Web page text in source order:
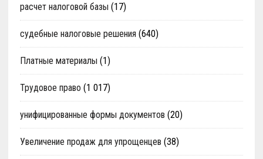
расчет налоговой базы (17)
судебные налоговые решения (640)
Платные материалы (1)
Трудовое право (1 017)
унифицированные формы документов (20)
Увеличение продаж для упрощенцев (38)